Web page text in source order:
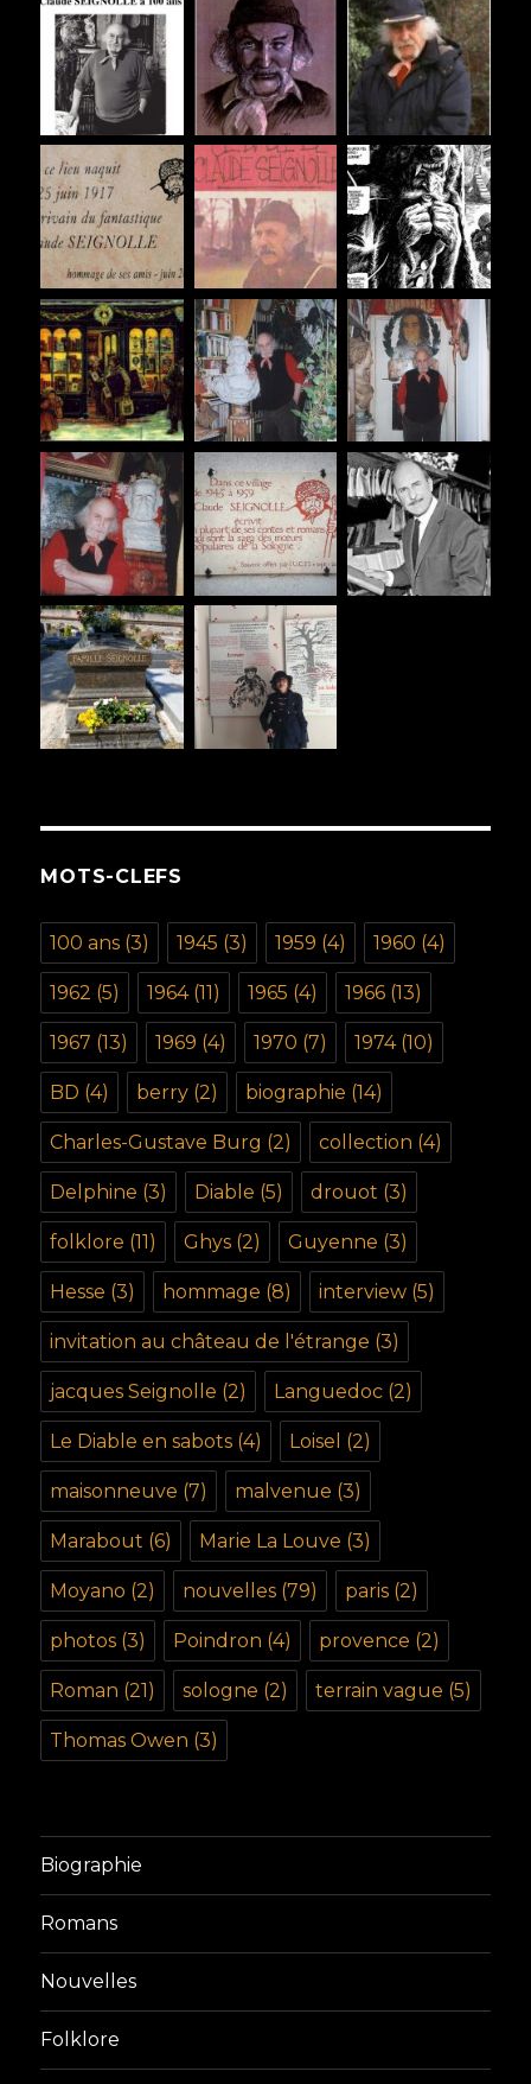
MOTS-CLEFS
100 ans (3) 1945 (3) 1959 (4) 1960 (4)
1962 (5) 1964(11) 1965 (4) 1966 (13)
1967 (13) 1969 (4) 1970 (7) 1974(10)
BD (4) berry (2) biographie (14)
Charles-Gustave Burg (2) collection (4)
Delphine (3) Diable (5) drouot (3)
folklore (11) Ghys (2) Guyenne (3)
Hesse (3) hommage (8) interview (5)
invitation au château de l'étrange (3)
jacques Seignolle (2) Languedoc (2)
Le Diable en sabots (4) Loisel (2)
maisonneuve (7) malvenue (3)
Marabout (6) Marie La Louve (3)
Moyano (2) nouvelles (79) paris (2)
photos (3) Poindron (4) provence (2)
Roman (21) sologne (2) terrain vague (5)
Thomas Owen (3)
Biographie
Romans
Nouvelles
Folklore